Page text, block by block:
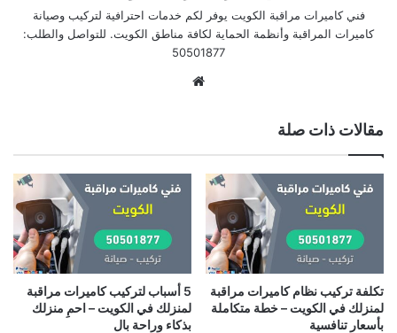
فني كاميرات مراقبة الكويت يوفر لكم خدمات احترافية لتركيب وصيانة
كاميرات المراقبة وأنظمة الحماية لكافة مناطق الكويت. للتواصل والطلب:
50501877
مقالات ذات صلة
تكلفة تركيب نظام كاميرات مراقبة
لمنزلك في الكويت – خطة متكاملة
بأسعار تنافسية
5 أسباب لتركيب كاميرات مراقبة
لمنزلك في الكويت – احمِ منزلك
بذكاء وراحة بال